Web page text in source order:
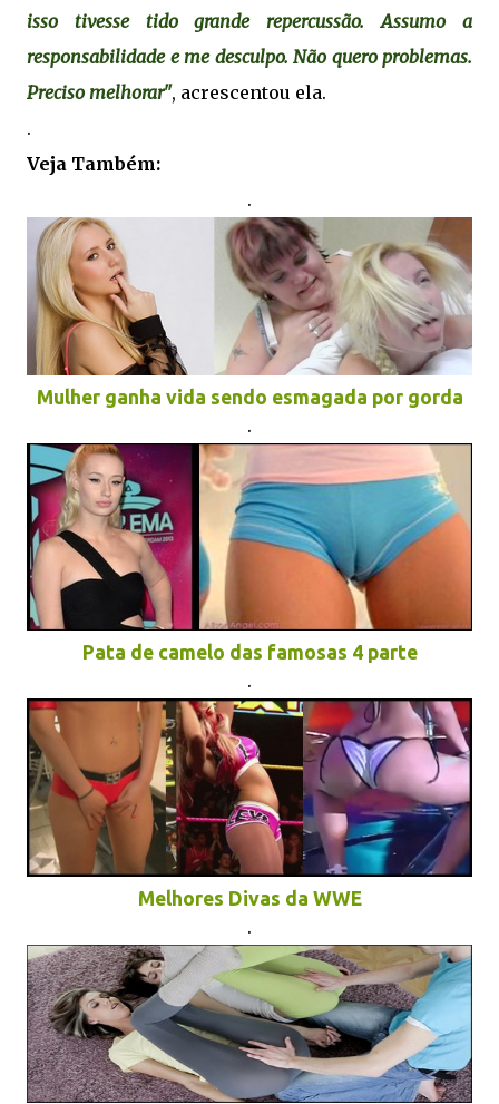
isso tivesse tido grande repercussão. Assumo a
responsabilidade e me desculpo. Não quero problemas.
Preciso melhorar", acrescentou ela.
.
Veja Também:
.
Mulher ganha vida sendo esmagada por gorda
.
Pata de camelo das famosas 4 parte
.
Melhores Divas da WWE
.